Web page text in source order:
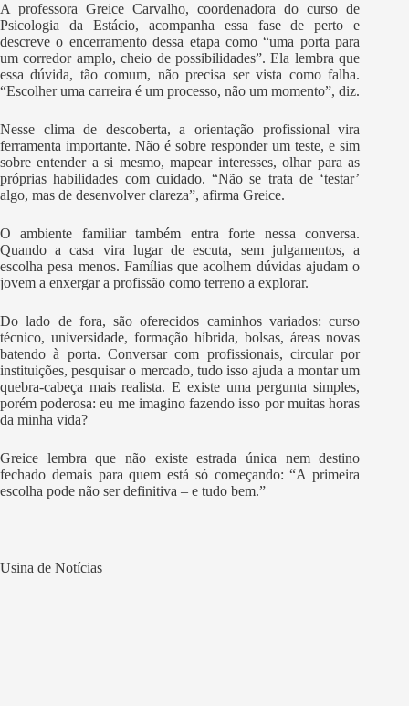
A professora Greice Carvalho, coordenadora do curso de
Psicologia da Estácio, acompanha essa fase de perto e
descreve o encerramento dessa etapa como “uma porta para
um corredor amplo, cheio de possibilidades”. Ela lembra que
essa dúvida, tão comum, não precisa ser vista como falha.
“Escolher uma carreira é um processo, não um momento”, diz.
Nesse clima de descoberta, a orientação profissional vira
ferramenta importante. Não é sobre responder um teste, e sim
sobre entender a si mesmo, mapear interesses, olhar para as
próprias habilidades com cuidado. “Não se trata de ‘testar’
algo, mas de desenvolver clareza”, afirma Greice.
O ambiente familiar também entra forte nessa conversa.
Quando a casa vira lugar de escuta, sem julgamentos, a
escolha pesa menos. Famílias que acolhem dúvidas ajudam o
jovem a enxergar a profissão como terreno a explorar.
Do lado de fora, são oferecidos caminhos variados: curso
técnico, universidade, formação híbrida, bolsas, áreas novas
batendo à porta. Conversar com profissionais, circular por
instituições, pesquisar o mercado, tudo isso ajuda a montar um
quebra-cabeça mais realista. E existe uma pergunta simples,
porém poderosa: eu me imagino fazendo isso por muitas horas
da minha vida?
Greice lembra que não existe estrada única nem destino
fechado demais para quem está só começando: “A primeira
escolha pode não ser definitiva – e tudo bem.”
Usina de Notícias